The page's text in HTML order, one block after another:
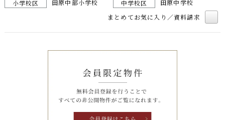
小学校区
田原中部小学校 中学校区
田原中学校
まとめてお気に入り／資料請求